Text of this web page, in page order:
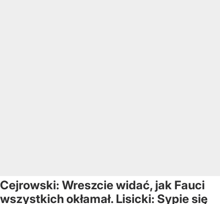
Cejrowski: Wreszcie widać, jak Fauci
wszystkich okłamał. Lisicki: Sypie się